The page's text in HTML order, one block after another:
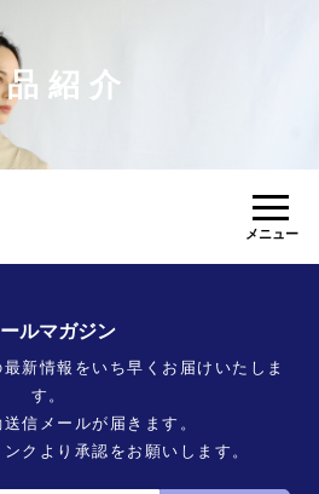
紹介
メニュー
ルマガジン
新情報をいち早くお届けいたしま
す。
信メールが届きます。
クより承認をお願いします。